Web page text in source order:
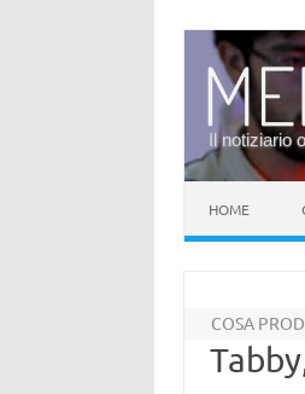
Il notiziario
HOME
COSA